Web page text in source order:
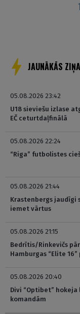
1
JAUNĀKĀS
05.08.2026 23:42
U18 sieviešu izlase
EČ ceturtdaļfinālā
05.08.2026 22:24
“Riga” futbolistes
05.08.2026 21:44
Krastenbergs jaudīgi
iemet vārtus
05.08.2026 21:15
Bedrītis/Rinkevičs
Hamburgas “Elite
05.08.2026 20:40
Divi “Optibet”
komandām